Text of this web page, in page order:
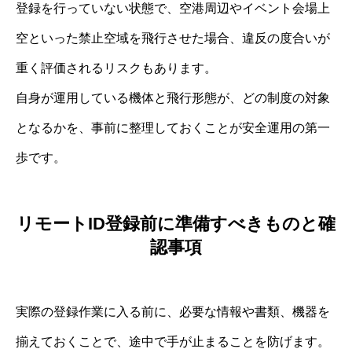
登録を行っていない状態で、空港周辺やイベント会場上
空といった禁止空域を飛行させた場合、違反の度合いが
重く評価されるリスクもあります。
自身が運用している機体と飛行形態が、どの制度の対象
となるかを、事前に整理しておくことが安全運用の第一
歩です。
リモートID登録前に準備すべきものと確
認事項
実際の登録作業に入る前に、必要な情報や書類、機器を
揃えておくことで、途中で手が止まることを防げます。